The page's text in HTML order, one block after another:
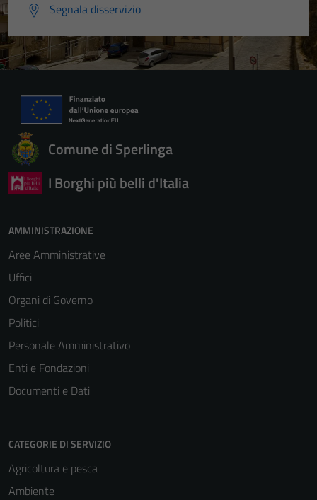
Segnala disservizio
Comune di Sperlinga
I Borghi più belli d'Italia
AMMINISTRAZIONE
Aree Amministrative
Uffici
Organi di Governo
Politici
Personale Amministrativo
Enti e Fondazioni
Documenti e Dati
CATEGORIE DI SERVIZIO
Agricoltura e pesca
Ambiente